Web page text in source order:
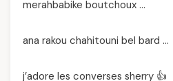
merahbabike boutchoux …
ana rakou chahitouni bel bard …
j’adore les converses sherry 👍